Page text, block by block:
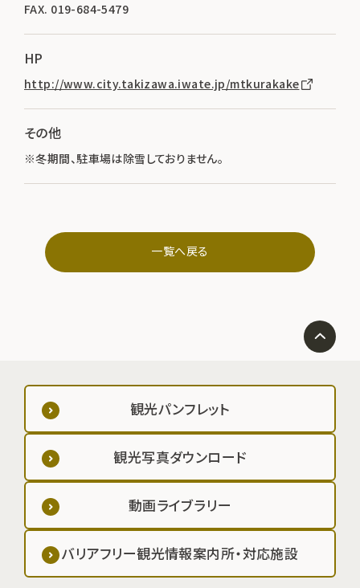
FAX. 019-684-5479
HP
http://www.city.takizawa.iwate.jp/mtkurakake
その他
※冬期間、駐車場は除雪しておりません。
一覧へ戻る
観光パンフレット
観光写真ダウンロード
動画ライブラリー
バリアフリー観光情報案内所・対応施設